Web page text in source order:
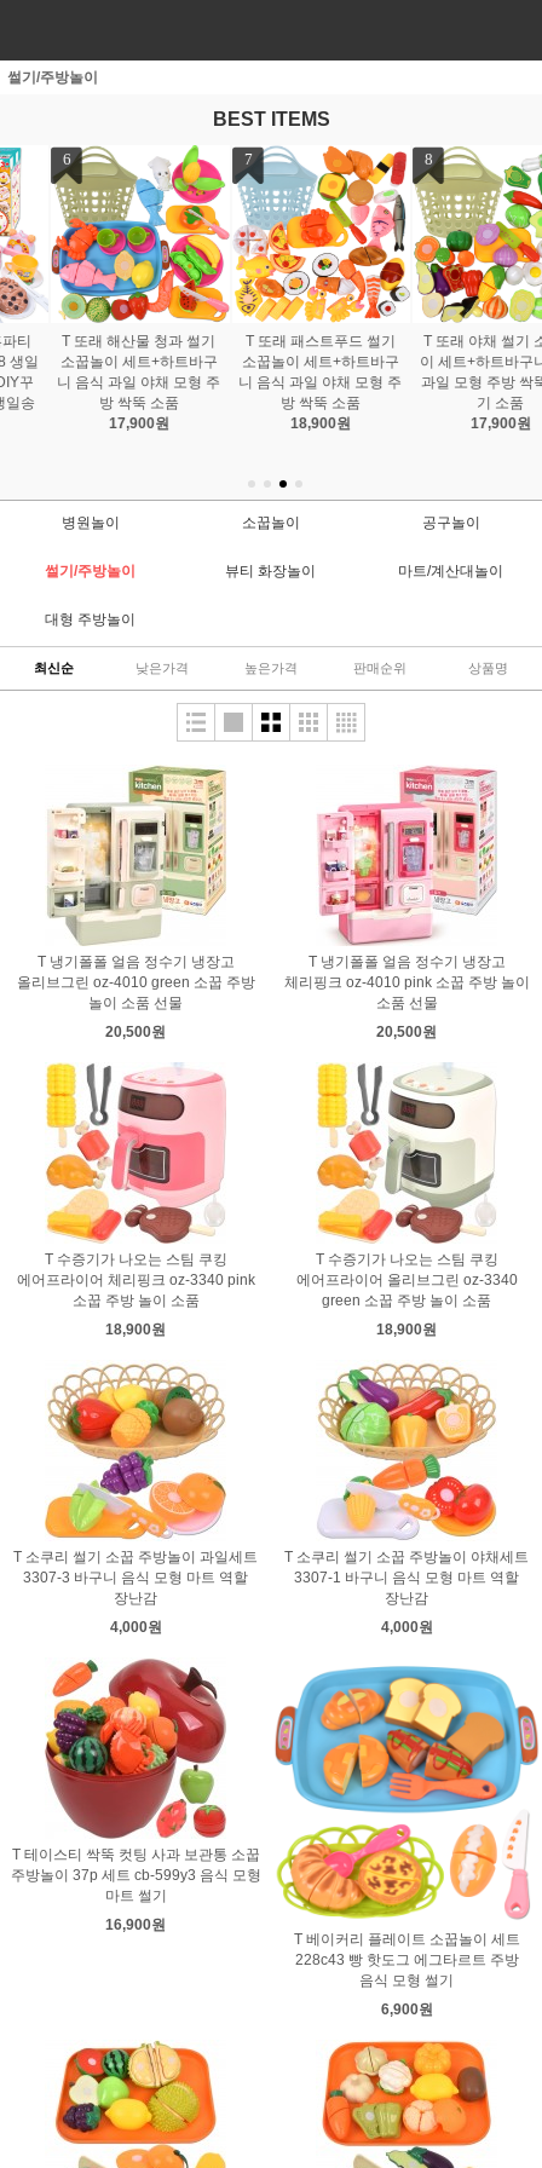
썰기/주방놀이
BEST ITEMS
7
T 또래 패스트푸드 썰기
소꿉놀이 세트+하트바구
니 음식 과일 야채 모형 주
방 싹뚝 소품
18,900원
8
T 또래 야채 썰기 소꿉놀
이 세트+하트바구니 음식
과일 모형 주방 싹뚝 자르
기 소품
17,900원
9
T 또래 과일 썰기 소꿉놀
이 세트+하트바구니 음식
야채 모형 주방 싹뚝 자르
18,900원
병원놀이 소꿉놀이 공구놀이
썰기/주방놀이 뷰티 화장놀이 마트/계산대놀이
대형 주방놀이
최신순 낮은가격 높은가격 판매순위 상품명
T 냉기폴폴 얼음 정수기 냉장고
올리브그린 oz-4010 green 소꿉 주방
놀이 소품 선물
20,500원
T 냉기폴폴 얼음 정수기 냉장고
체리핑크 oz-4010 pink 소꿉 주방 놀이
소품 선물
20,500원
T 수증기가 나오는 스팀 쿠킹
에어프라이어 체리핑크 oz-3340 pink
소꿉 주방 놀이 소품
18,900원
T 수증기가 나오는 스팀 쿠킹
에어프라이어 올리브그린 oz-3340
green 소꿉 주방 놀이 소품
18,900원
T 소쿠리 썰기 소꿉 주방놀이 과일세트
3307-3 바구니 음식 모형 마트 역할
장난감
4,000원
T 소쿠리 썰기 소꿉 주방놀이 야채세트
3307-1 바구니 음식 모형 마트 역할
장난감
4,000원
T 테이스티 싹뚝 컷팅 사과 보관통 소꿉
주방놀이 37p 세트 cb-599y3 음식 모형
마트 썰기
16,900원
T 베이커리 플레이트 소꿉놀이 세트
228c43 빵 핫도그 에그타르트 주방
음식 모형 썰기
6,900원